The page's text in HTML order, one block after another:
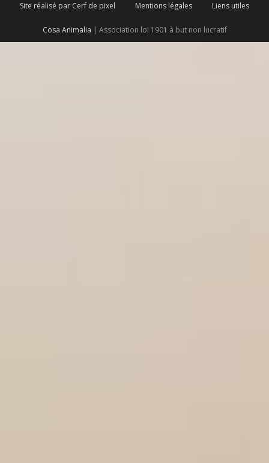
Site réalisé par Cerf de pixel Mentions légales Liens utiles
Cosa Animalia | Association loi 1901 à but non lucratif